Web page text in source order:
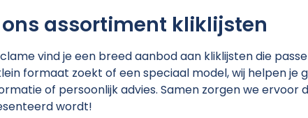
assortiment kliklijsten
vind je een breed aanbodaan kliklijsten die
formaat zoekt of een speciaal model, wij helpen
of persoonlijk advies. Samen zorgen we ervoor
wordt!